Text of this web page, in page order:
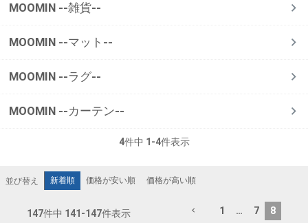
MOOMIN --雑貨--
MOOMIN --マット--
MOOMIN --ラグ--
MOOMIN --カーテン--
4件中 1 -4件表示
並び替え 新着順 価格が安い順 価格が高い順
147件中 141 -147件表示 1 … 7 8